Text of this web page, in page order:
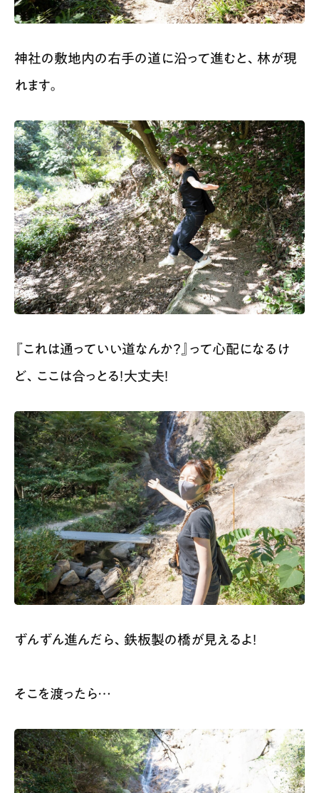
神社の敷地内の右手の道に沿って進むと、林が現
れます。
『これは通っていい道なんか？』って心配になるけ
ど、ここは合っとる！大丈夫！
ずんずん進んだら、鉄板製の橋が見えるよ！
そこを渡ったら…